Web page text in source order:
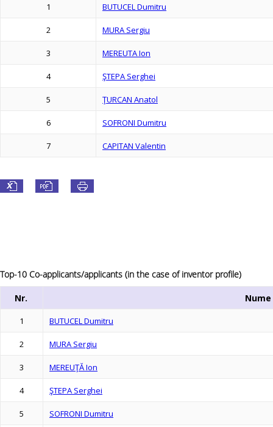
1 BUTUCEL Dumitru
2 MURA Sergiu
3 MEREUTA Ion
4 ŞTEPA Serghei
5 ŢURCAN Anatol
6 SOFRONI Dumitru
7 CAPITAN Valentin
Top-10 Co-applicants/applicants (in the case of inventor profile)
Nr. Nume
1 BUTUCEL Dumitru
2 MURA Sergiu
3 MEREUŢĂ Ion
4 ŞTEPA Serghei
5 SOFRONI Dumitru